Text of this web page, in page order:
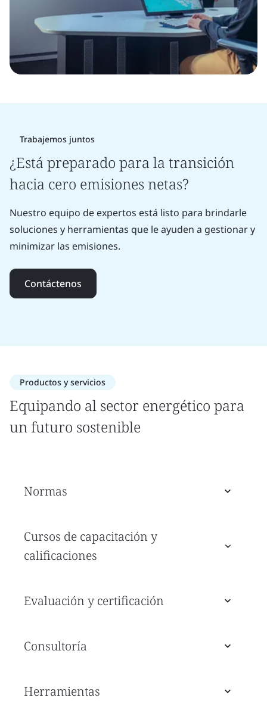
Trabajemos juntos
¿Está preparado para la transición
hacia cero emisiones netas?
Nuestro equipo de expertos está listo para brindarle
soluciones y herramientas que le ayuden a gestionar y
minimizar las emisiones.
Contáctenos
Productos y servicios
Equipando al sector energético para
un futuro sostenible
Normas
Cursos de capacitación y
calificaciones
Evaluación y certificación
Consultoría
Herramientas